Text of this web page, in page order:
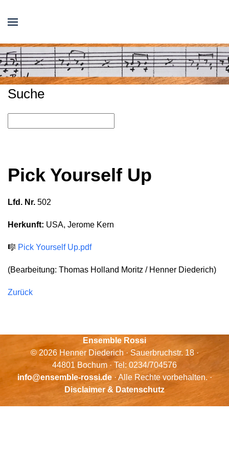
Suche
Pick Yourself Up
Lfd. Nr. 502
Herkunft: USA, Jerome Kern
🎼 Pick Yourself Up.pdf
(Bearbeitung: Thomas Holland Moritz / Henner Diederich)
Zurück
Ensemble Rossi
© 2026 Henner Diederich · Sauerbruchstr. 18 ·
44801 Bochum · Tel: 0234/704576
info@ensemble-rossi.de· Alle Rechte vorbehalten. ·
Disclaimer & Datenschutz